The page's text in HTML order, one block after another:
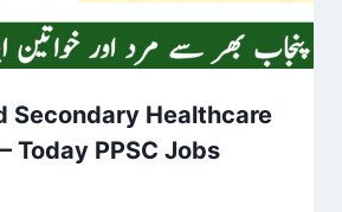
Secondary Healthcare
Today PPSC Jobs